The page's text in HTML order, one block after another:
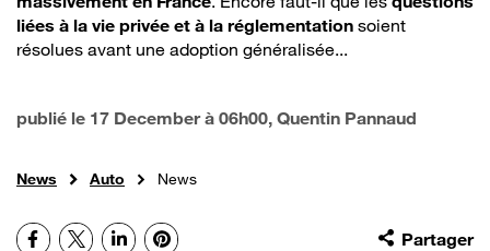
liées à la vie privée et à la réglementation soient
résolues avant une adoption généralisée...
publié le 17 December à 06h00, Quentin Pannaud
News Auto News
Partager
Facebook
X LinkedInPinterest